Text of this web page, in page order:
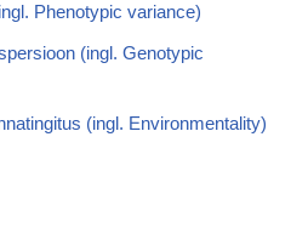
Phenotypic variance)
(ingl. Genotypic
(ingl. Environmentality)